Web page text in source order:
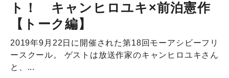
ト！ キャンヒロユキ×前泊憲作
【トーク編】
2019年9月22日に開催された第18回モーアシビーフリ
ースクール。 ゲストは放送作家のキャンヒロユキさん
と、...